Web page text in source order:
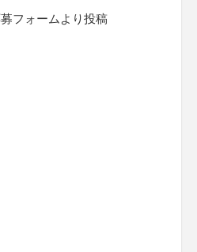
フォームより投稿